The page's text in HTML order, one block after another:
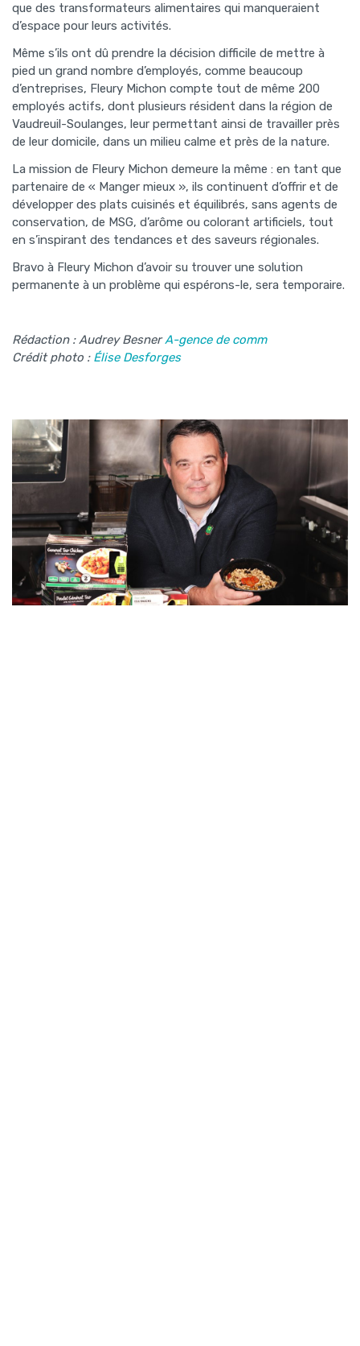
que des transformateurs alimentaires qui manqueraient
d’espace pour leurs activités.
Même s’ils ont dû prendre la décision difficile de mettre à
pied un grand nombre d’employés, comme beaucoup
d’entreprises, Fleury Michon compte tout de même 200
employés actifs, dont plusieurs résident dans la région de
Vaudreuil-Soulanges, leur permettant ainsi de travailler près
de leur domicile, dans un milieu calme et près de la nature.
La mission de Fleury Michon demeure la même : en tant que
partenaire de « Manger mieux », ils continuent d’offrir et de
développer des plats cuisinés et équilibrés, sans agents de
conservation, de MSG, d’arôme ou colorant artificiels, tout
en s’inspirant des tendances et des saveurs régionales.
Bravo à Fleury Michon d’avoir su trouver une solution
permanente à un problème qui espérons-le, sera temporaire.
Rédaction : Audrey BesnerA-gence de comm
Crédit photo : Élise Desforges